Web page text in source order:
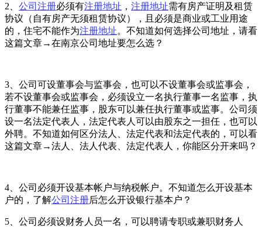
2、 公司注册必须有注册地址 ， 注册地址需有房产证明及租赁
协议（自有房产无须租赁协议），且必须是商业或工业用途
的，住宅不能作为注册地址。不知道如何选择公司地址，请看
这篇文章→在南京公司地址要怎么选？
3、公司可设董事会与监事会，也可以不设董事会或监事会，
若不设董事会或监事会，必须设立一名执行董事一名监事，执
行董事不能兼任监事，股东可以兼任执行董事或监事。公司须
设一名法定代表人，法定代表人可以由股东之一担任，也可以
外聘。不知道如何区分法人、法定代表和法定代表的，可以看
这篇文章→法人、法人代表、法定代表人，你能区分开来吗？
4、公司必须开设基本帐户与纳税帐户。不知道怎么开设基本
户的，了解公司注册后怎么开设银行基本户？
5、公司必须设财务人员一名，可以聘请专职或兼职财务人